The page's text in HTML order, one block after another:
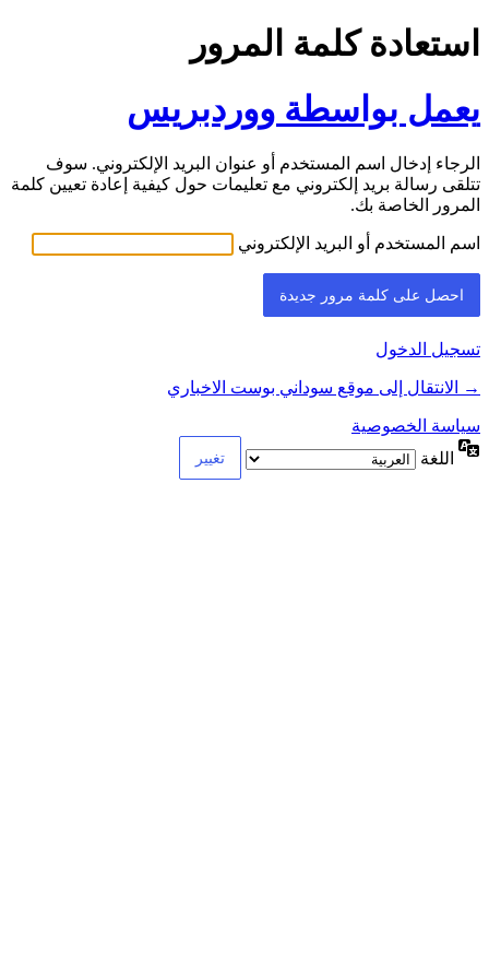
استعادة كلمة المرور
يعمل بواسطة ووردبريس
الرجاء إدخال اسم المستخدم أو عنوان البريد الإلكتروني. سوف
تتلقى رسالة بريد إلكتروني مع تعليمات حول كيفية إعادة تعيين كلمة
المرور الخاصة بك.
اسم المستخدم أو البريد الإلكتروني
تسجيل الدخول
→ الانتقال إلى موقع سوداني بوست الاخباري
سياسة الخصوصية
اللغة